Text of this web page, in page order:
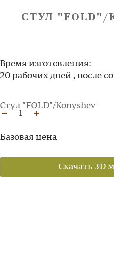
СТУЛ "FOLD"/
Время изготовления:
20 рабочих дней , после
Стул "FOLD"/Konyshev
1
Базовая цена
Скачать 3D